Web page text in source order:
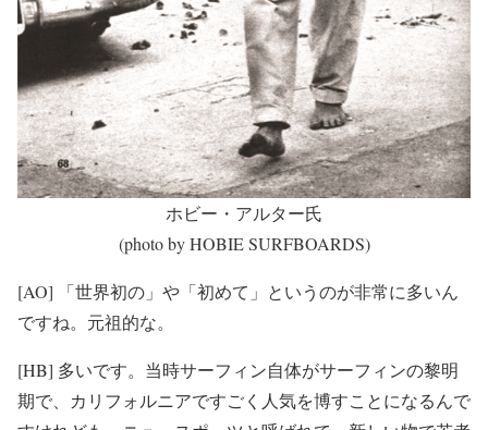
ホビー・アルター氏
(photo by HOBIE SURFBOARDS)
[AO] 「世界初の」や「初めて」というのが非常に多いん
ですね。元祖的な。
[HB] 多いです。当時サーフィン自体がサーフィンの黎明
期で、カリフォルニアですごく人気を博すことになるんで